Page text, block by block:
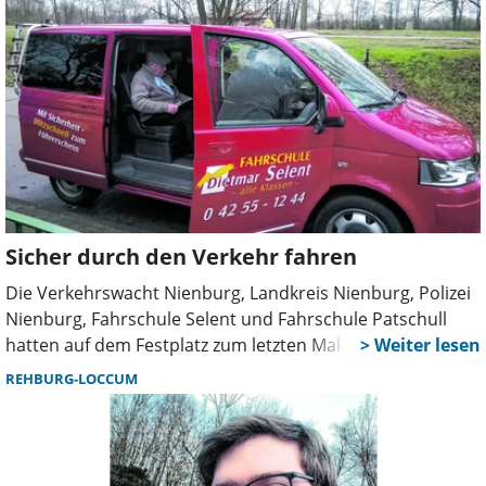
Bayrak hat ihre Nachfolge angetreten.
Sicher durch den Verkehr fahren
Die Verkehrswacht Nienburg, Landkreis Nienburg, Polizei
Nienburg, Fahrschule Selent und Fahrschule Patschull
hatten auf dem Festplatz zum letzten Mal in diesem Jahr
ein Fahrtraining für Senioren angeboten. Das
dazugehörige Infoprogramm fand im „Naturfreundehaus”
statt. Pünktlich begannen die Senioren, indem sie an
einer Klebewand einige Details aus ihrem
Autofahrerleben anonym von sich gaben. Axel Grünvogel
REHBURG-LOCCUM